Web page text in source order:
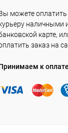
можете оплатить
наличными
карте,
заказ на
к оплате